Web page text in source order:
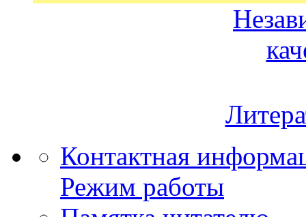
Контактная
Режим работы